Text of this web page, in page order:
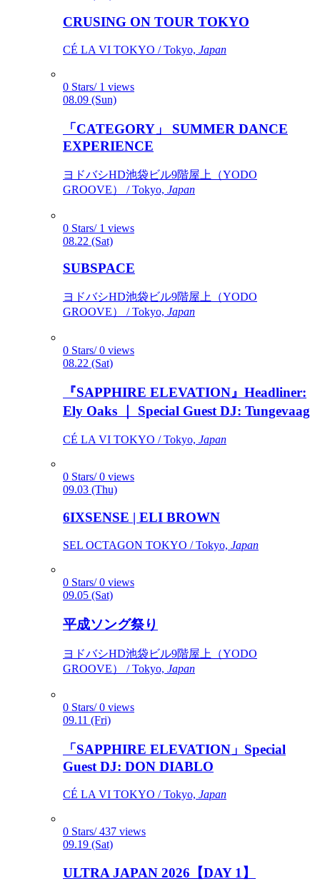
CRUSING ON TOUR TOKYO
CÉ LA VI TOKYO / Tokyo, Japan
0 Stars/ 1 views
08.09 (Sun)
「CATEGORY」 SUMMER DANCE
EXPERIENCE
ヨドバシHD池袋ビル9階屋上（YODO
GROOVE） / Tokyo, Japan
0 Stars/ 1 views
08.22 (Sat)
SUBSPACE
ヨドバシHD池袋ビル9階屋上（YODO
GROOVE） / Tokyo, Japan
0 Stars/ 0 views
08.22 (Sat)
『SAPPHIRE ELEVATION』Headliner:
Ely Oaks ｜ Special Guest DJ: Tungevaag
CÉ LA VI TOKYO / Tokyo, Japan
0 Stars/ 0 views
09.03 (Thu)
6IXSENSE | ELI BROWN
SEL OCTAGON TOKYO / Tokyo, Japan
0 Stars/ 0 views
09.05 (Sat)
平成ソング祭り
ヨドバシHD池袋ビル9階屋上（YODO
GROOVE） / Tokyo, Japan
0 Stars/ 0 views
09.11 (Fri)
「SAPPHIRE ELEVATION」Special
Guest DJ: DON DIABLO
CÉ LA VI TOKYO / Tokyo, Japan
0 Stars/ 437 views
09.19 (Sat)
ULTRA JAPAN 2026【DAY 1】